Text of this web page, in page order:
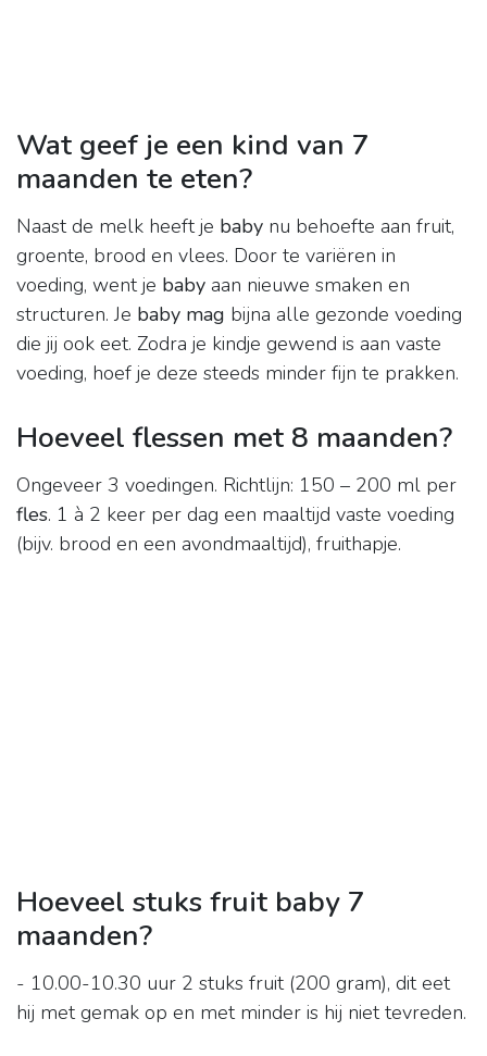
Wat geef je een kind van 7
maanden te eten?
Naast de melk heeft je baby nu behoefte aan fruit,
groente, brood en vlees. Door te variëren in
voeding, went je baby aan nieuwe smaken en
structuren. Je baby mag bijna alle gezonde voeding
die jij ook eet. Zodra je kindje gewend is aan vaste
voeding, hoef je deze steeds minder fijn te prakken.
Hoeveel flessen met 8 maanden?
Ongeveer 3 voedingen. Richtlijn: 150 – 200 ml per
fles. 1 à 2 keer per dag een maaltijd vaste voeding
(bijv. brood en een avondmaaltijd), fruithapje.
Hoeveel stuks fruit baby 7
maanden?
- 10.00-10.30 uur 2 stuks fruit (200 gram), dit eet
hij met gemak op en met minder is hij niet tevreden.